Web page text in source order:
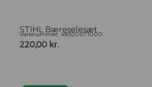
STIHL Bæreselesæt
Varenummer: 48520071000
220,00 kr.